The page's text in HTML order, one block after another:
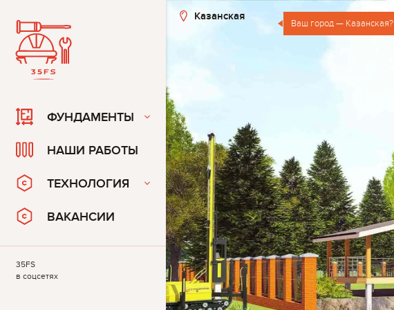
Казанская
Ваш город — Казанская?
ФУНДАМЕНТЫ
НАШИ РАБОТЫ
ТЕХНОЛОГИЯ
ВАКАНСИИ
35FS
в соцсетях